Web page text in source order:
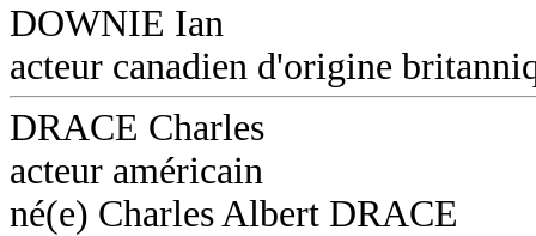
DOWNIE Ian
acteur canadien d'origine
DRACE Charles
acteur américain
né(e) Charles Albert DRACE